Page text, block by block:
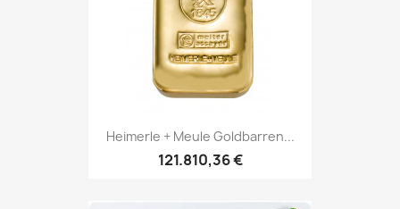
Heimerle + Meule Goldbarren...
121.810,36 €